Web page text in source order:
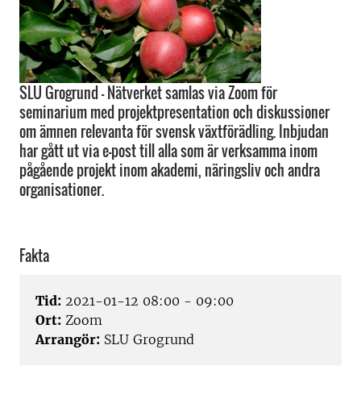
SLU Grogrund - Nätverket samlas via Zoom för
seminarium med projektpresentation och diskussioner
om ämnen relevanta för svensk växtförädling. Inbjudan
har gått ut via e-post till alla som är verksamma inom
pågående projekt inom akademi, näringsliv och andra
organisationer.
Fakta
Tid: 2021-01-12 08:00 - 09:00
Ort: Zoom
Arrangör: SLU Grogrund